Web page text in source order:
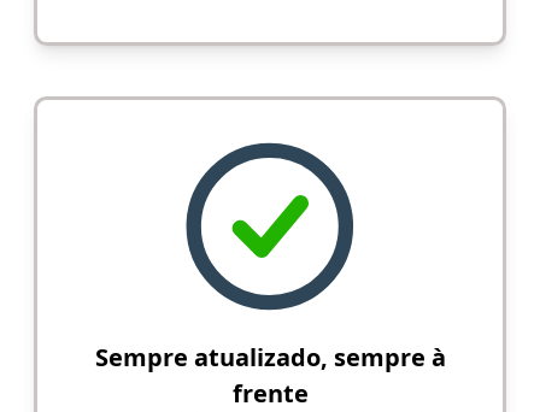
Sempre atualizado, sempre à
frente